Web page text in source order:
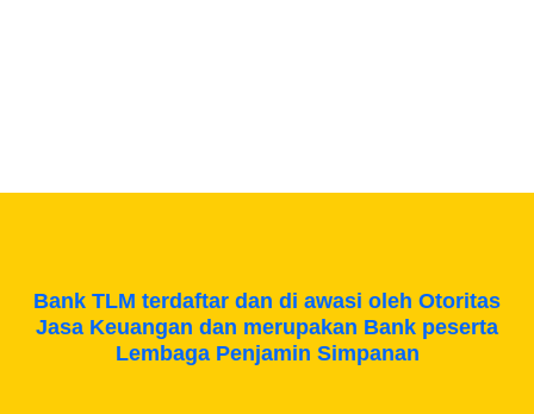
Bank TLM terdaftar dan di awasi oleh Otoritas
Jasa Keuangan dan merupakan Bank peserta
Lembaga Penjamin Simpanan